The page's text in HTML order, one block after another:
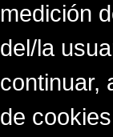
medición
del/la
continuar,
de cookies